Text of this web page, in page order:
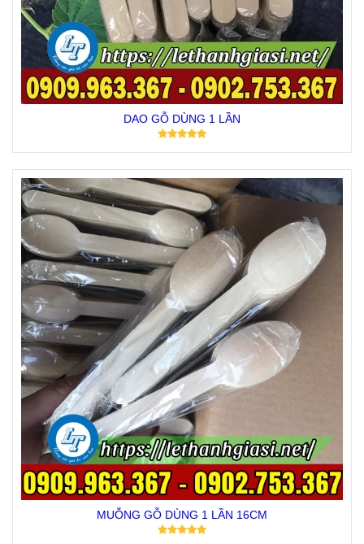
DAO GỖ DÙNG 1 LẦN
MUỖNG GỖ DÙNG 1 LẦN 16CM